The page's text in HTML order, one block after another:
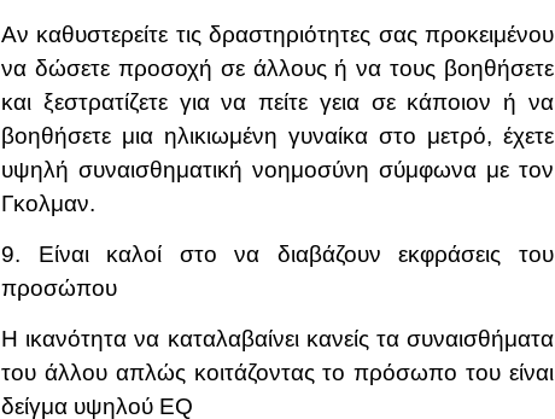
Αν καθυστερείτε τις δραστηριότητες σας προκειμένου
να δώσετε προσοχή σε άλλους ή να τους βοηθήσετε
και ξεστρατίζετε για να πείτε γεια σε κάποιον ή να
βοηθήσετε μια ηλικιωμένη γυναίκα στο μετρό, έχετε
υψηλή συναισθηματική νοημοσύνη σύμφωνα με τον
Γκολμαν.
9. Είναι καλοί στο να διαβάζουν εκφράσεις του
προσώπου
Η ικανότητα να καταλαβαίνει κανείς τα συναισθήματα
του άλλου απλώς κοιτάζοντας το πρόσωπο του είναι
δείγμα υψηλού EQ